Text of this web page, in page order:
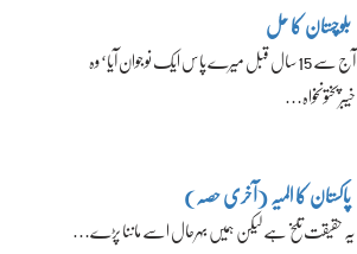
بلوچستان کا حل
آج سے 15 سال قبل میرے پاس ایک نوجوان آیا‘ وہ
خیبرپختونخواہ…
پاکستان کا المیہ (آخری حصہ)
یہ حقیقت تلخ ہے لیکن ہمیں بہرحال اسے ماننا پڑے…